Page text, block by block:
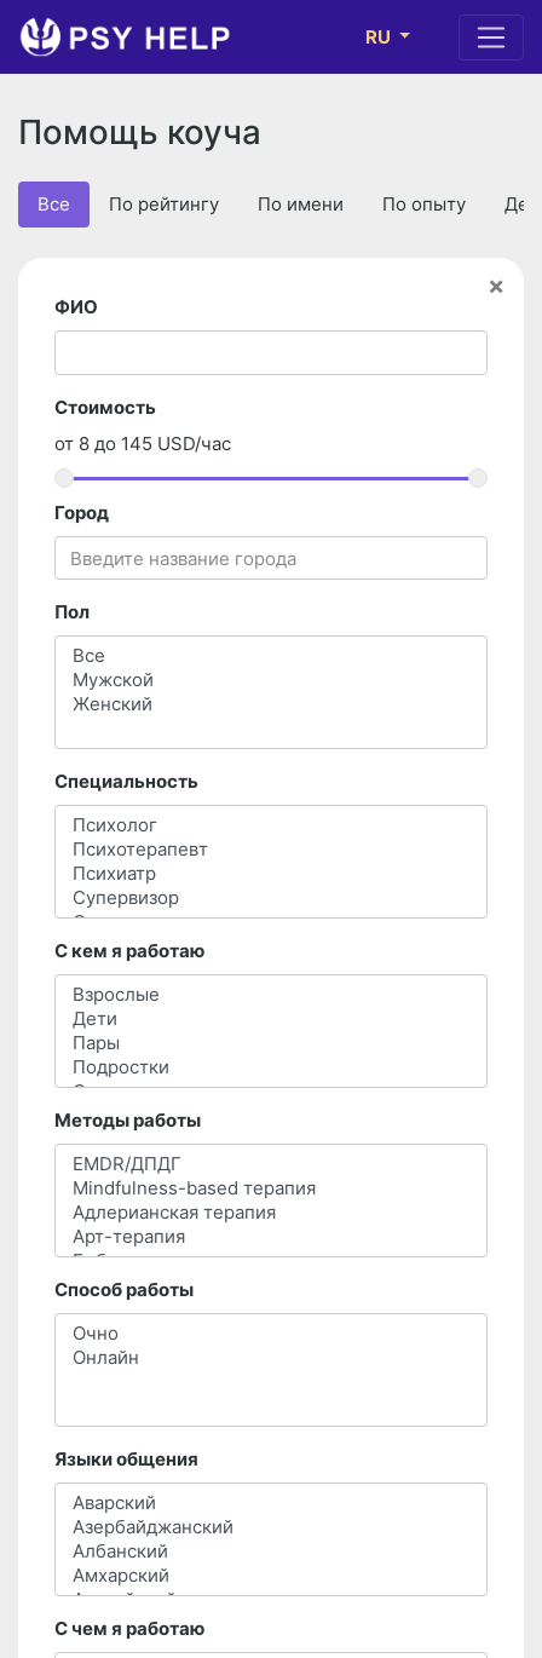
RU
Помощь коуча
Все По рейтингу По имени По опыту
×
ФИО
Стоимость
от 8 до 145 USD/час
Город
Пол
Специальность
С кем я работаю
Методы работы
Способ работы
Языки общения
С чем я работаю